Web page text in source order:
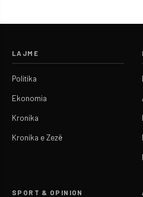
LAJME
Politika
Ekonomia
Kronika
Kronika e Zezë
SPORT & OPINION